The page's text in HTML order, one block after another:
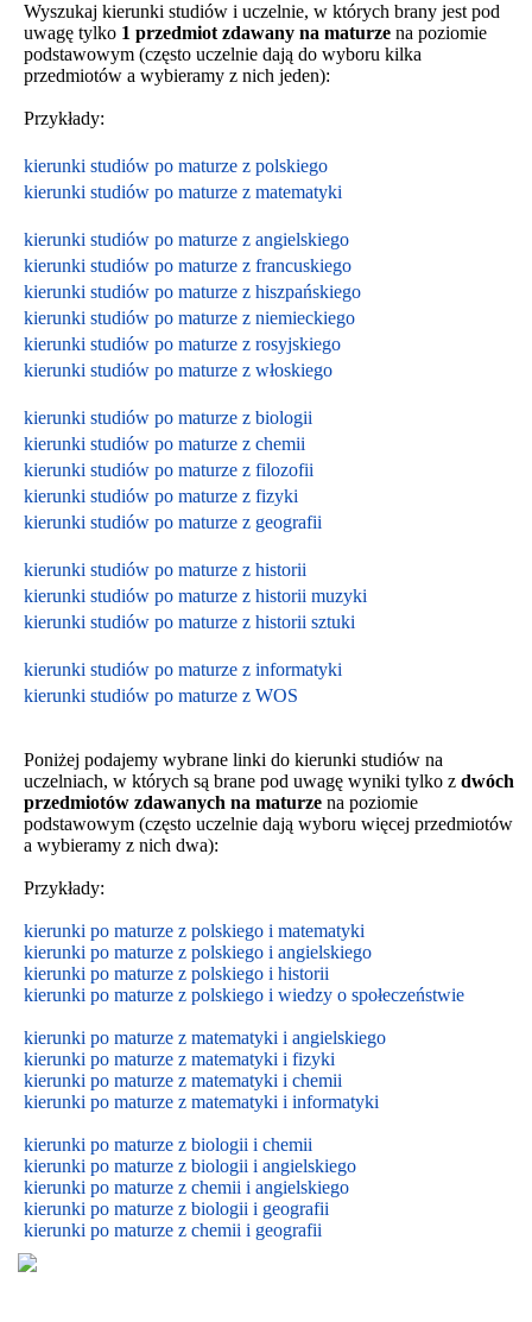
Wyszukaj kierunki studiów i uczelnie, w których brany jest pod
uwagę tylko 1 przedmiot zdawany na maturze na poziomie
podstawowym (często uczelnie dają do wyboru kilka
przedmiotów a wybieramy z nich jeden):
Przykłady:
kierunki studiów po maturze z polskiego
kierunki studiów po maturze z matematyki
kierunki studiów po maturze z angielskiego
kierunki studiów po maturze z francuskiego
kierunki studiów po maturze z hiszpańskiego
kierunki studiów po maturze z niemieckiego
kierunki studiów po maturze z rosyjskiego
kierunki studiów po maturze z włoskiego
kierunki studiów po maturze z biologii
kierunki studiów po maturze z chemii
kierunki studiów po maturze z filozofii
kierunki studiów po maturze z fizyki
kierunki studiów po maturze z geografii
kierunki studiów po maturze z historii
kierunki studiów po maturze z historii muzyki
kierunki studiów po maturze z historii sztuki
kierunki studiów po maturze z informatyki
kierunki studiów po maturze z WOS
Poniżej podajemy wybrane linki do kierunki studiów na
uczelniach, w których są brane pod uwagę wyniki tylko z dwóch
przedmiotów zdawanych na maturze na poziomie
podstawowym (często uczelnie dają wyboru więcej przedmiotów
a wybieramy z nich dwa):
Przykłady:
kierunki po maturze z polskiego i matematyki
kierunki po maturze z polskiego i angielskiego
kierunki po maturze z polskiego i historii
kierunki po maturze z polskiego i wiedzy o społeczeństwie
kierunki po maturze z matematyki i angielskiego
kierunki po maturze z matematyki i fizyki
kierunki po maturze z matematyki i chemii
kierunki po maturze z matematyki i informatyki
kierunki po maturze z biologii i chemii
kierunki po maturze z biologii i angielskiego
kierunki po maturze z chemii i angielskiego
kierunki po maturze z biologii i geografii
kierunki po maturze z chemii i geografii